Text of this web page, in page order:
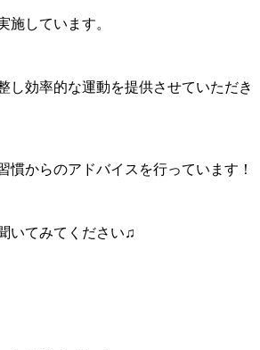
施しています。
し効率的な運動を提供させていただき
慣からのアドバイスを行っています！
いてみてください♫